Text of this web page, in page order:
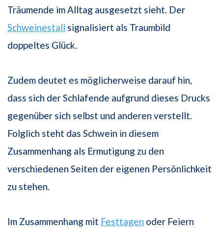
Träumende im Alltag ausgesetzt sieht. Der
Schweinestall signalisiert als Traumbild
doppeltes Glück.
Zudem deutet es möglicherweise darauf hin,
dass sich der Schlafende aufgrund dieses Drucks
gegenüber sich selbst und anderen verstellt.
Folglich steht das Schwein in diesem
Zusammenhang als Ermutigung zu den
verschiedenen Seiten der eigenen Persönlichkeit
zu stehen.
Im Zusammenhang mit Festtagen oder Feiern